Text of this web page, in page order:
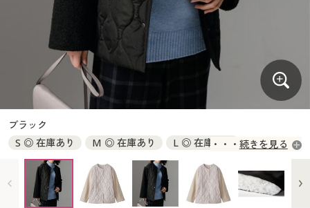
ジュニア・ティーンズ下着
大きいサイズ レディース服
大きいサイズ レディース下着
大きいサイズ メンズ
大きいサイズ 事務・制服
バーゲンセール
シークレットセール
詳細検索
商品カテゴリ一覧
カタログ
カタログ・チラシからのご注文
デジタルカタログ
カタログ無料プレゼント
大きいサイズ レディース下着
大きいサイズ メンズ
大きいサイズ 事務・制服
シークレットセール
商品カテゴリ一覧
カタログ
カタログ・チラシからのご注文
カタログ無料プレゼント
会員メニュー
ブラック
S ◎ 在庫あり
M ◎ 在庫あり
L ◎ 在庫あり
LL ◎ 在庫あり
3L ○ 在庫わずか
続きを見る